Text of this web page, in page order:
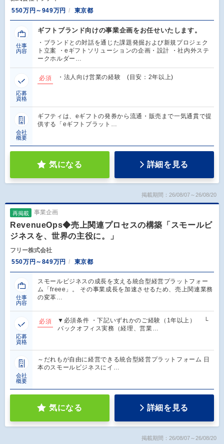
550万円～949万円
東京都
仕事
内容
ギフトブランド向けの事業企画をお任せいたします。
・ブランドとの対話を通じた課題発掘および新規プロジェク
ト立案 ・eギフトソリューションの企画・設計 ・社内外ステ
ークホルダー…
応募
資格
必須 ・法人向け営業の経験 (目安：2年以上)
会社
概要
ギフティは、eギフトの発券から流通・販売まで一気通貫で提
供する「eギフトプラット…
気になる 詳細を見る
掲載期間：26/08/07～26/08/20
再掲載 事業企画
RevenueOps◆売上関連プロセスの構築「スモールビ
ジネスを、世界の主役に。」
フリー株式会社
550万円～849万円
東京都
仕事
内容
スモールビジネスの成長を支える統合型経営プラットフォー
ム「freee」。 その事業成長を加速させるため、売上関連業務
の変革…
応募
資格
必須
▼必須条件 ・下記いずれかのご経験（1年以上） └
バックオフィス実務（経理、営業…
会社
概要
～だれもが自由に経営できる統合型経営プラットフォーム 日
本のスモールビジネスにイ…
気になる 詳細を見る
掲載期間：26/08/07～26/08/20